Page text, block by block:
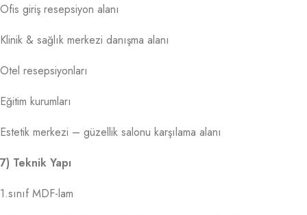
Ofis giriş resepsiyon alanı
Klinik & sağlık merkezi danışma alanı
Otel resepsiyonları
Eğitim kurumları
Estetik merkezi – güzellik salonu karşılama alanı
7) Teknik Yapı
1.sınıf MDF-lam